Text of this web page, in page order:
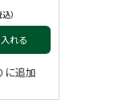
込）
れる
に追加